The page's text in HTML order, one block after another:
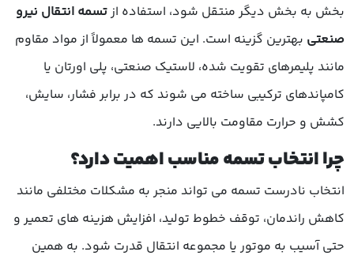
بخش به بخش دیگر منتقل شود، استفاده ازتسمه انتقال نیرو
صنعتی بهترین گزینه است. این تسمه ها معمولاً از مواد مقاوم
مانند پلیمرهای تقویت شده، لاستیک صنعتی، پلی اورتان یا
کامپاندهای ترکیبی ساخته می شوند که در برابر فشار، سایش،
کشش و حرارت مقاومت بالایی دارند.
چرا انتخاب تسمه مناسب اهمیت دارد؟
انتخاب نادرست تسمه می تواند منجر به مشکلات مختلفی مانند
کاهش راندمان، توقف خطوط تولید، افزایش هزینه های تعمیر و
حتی آسیب به موتور یا مجموعه انتقال قدرت شود. به همین